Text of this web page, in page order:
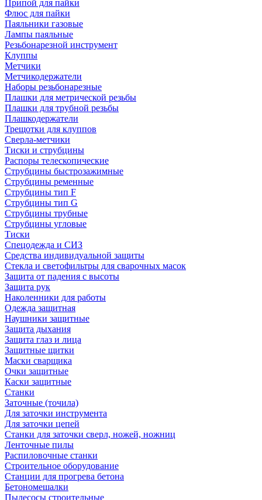
Припой для пайки
Флюс для пайки
Паяльники газовые
Лампы паяльные
Резьбонарезной инструмент
Клуппы
Метчики
Метчикодержатели
Наборы резьбонарезные
Плашки для метрической резьбы
Плашки для трубной резьбы
Плашкодержатели
Трещотки для клуппов
Сверла-метчики
Тиски и струбцины
Распоры телескопические
Струбцины быстрозажимные
Струбцины ременные
Струбцины тип F
Струбцины тип G
Струбцины трубные
Струбцины угловые
Тиски
Спецодежда и СИЗ
Средства индивидуальной защиты
Стекла и светофильтры для сварочных масок
Защита от падения с высоты
Защита рук
Наколенники для работы
Одежда защитная
Наушники защитные
Защита дыхания
Защита глаз и лица
Защитные щитки
Маски сварщика
Очки защитные
Каски защитные
Станки
Заточные (точила)
Для заточки инструмента
Для заточки цепей
Станки для заточки сверл, ножей, ножниц
Ленточные пилы
Распиловочные станки
Строительное оборудование
Станции для прогрева бетона
Бетономешалки
Пылесосы строительные